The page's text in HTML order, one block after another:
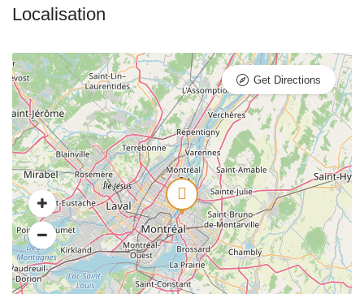
Get Directions